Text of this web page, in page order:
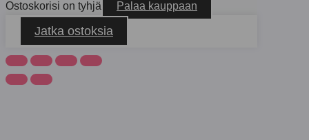
Ostoskorisi on tyhjä Palaa kauppaan
Jatka ostoksia